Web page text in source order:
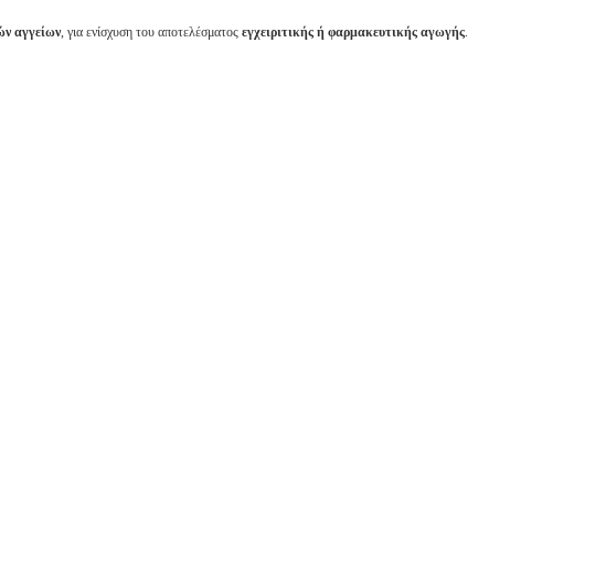
αγγείων, για ενίσχυση του αποτελέσματος εγχειριτικής ή φαρμακευτικής αγωγής